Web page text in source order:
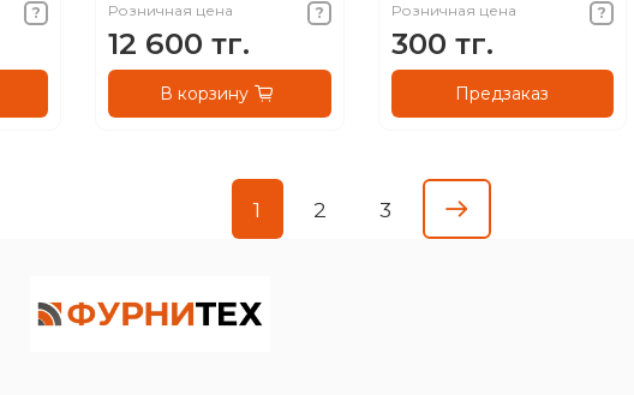
Розничная цена
12 600 тг.
В корзину
Розничная цена
300 тг.
Предзаказ
1 2 3